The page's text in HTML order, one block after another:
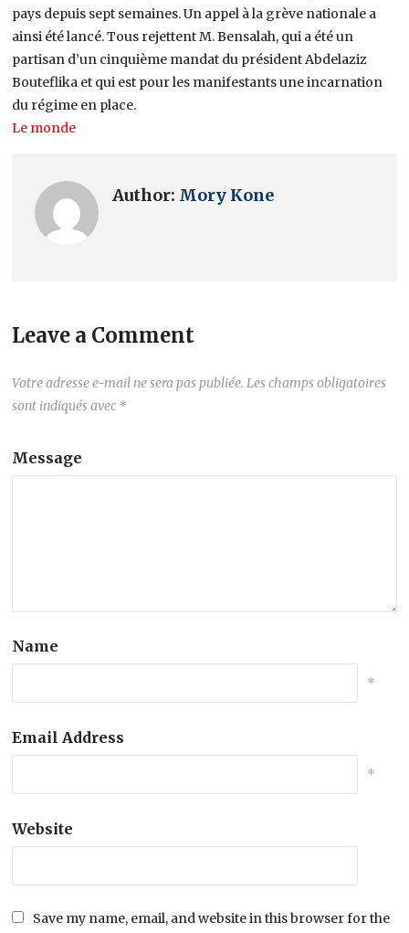
pays depuis sept semaines. Un appel à la grève nationale a
ainsi été lancé. Tous rejettent M. Bensalah, qui a été un
partisan d’un cinquième mandat du président Abdelaziz
Bouteflika et qui est pour les manifestants une incarnation
du régime en place.
Le monde
Author: Mory Kone
Leave a Comment
Votre adresse e-mail ne sera pas publiée. Les champs obligatoires
sont indiqués avec *
Message
Name
*
Email Address
*
Website
Save my name, email, and website in this browser for the